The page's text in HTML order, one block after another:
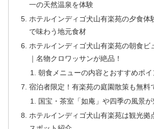
一の天然温泉を体験
ホテルインディゴ犬山有楽苑の夕食体
で味わう地元食材
ホテルインディゴ犬山有楽苑の朝食ビ
｜名物クロワッサンが絶品！
朝食メニューの内容とおすすめポイ
宿泊者限定！有楽苑の庭園散策も無料
国宝・茶室「如庵」や四季の風景が
ホテルインディゴ犬山有楽苑は観光拠